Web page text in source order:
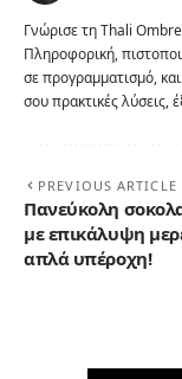
Γνώρισε τη Thali
Πληροφορική,
σε προγραμματισμό,
σου πρακτικές λύσεις,
PREVIOUS ARTICLE
Πανεύκολη
με επικάλυψη
απλά υπέροχη!